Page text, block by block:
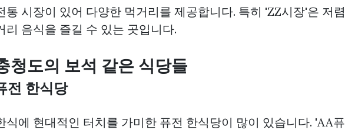
통 시장이 있어 다양한 먹거리를 제공합니다. 특히 'ZZ시장'은 저렴
리 음식을 즐길 수 있는 곳입니다.
청도의 보석 같은 식당들
전 한식당
식에 현대적인 터치를 가미한 퓨전 한식당이 많이 있습니다. 'AA퓨